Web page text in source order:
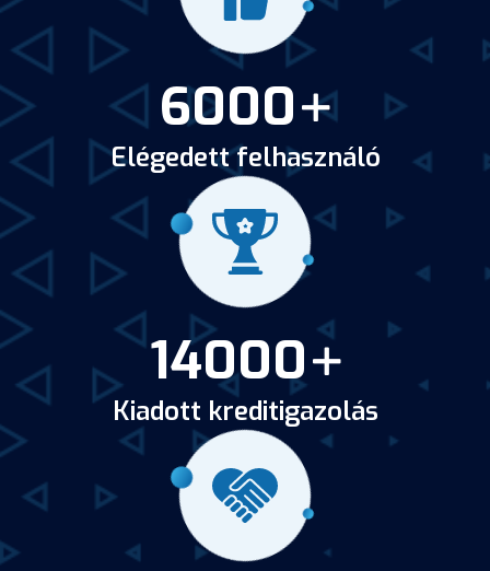
6000
Elégedett felhasználó
14000
Kiadott kreditigazolás